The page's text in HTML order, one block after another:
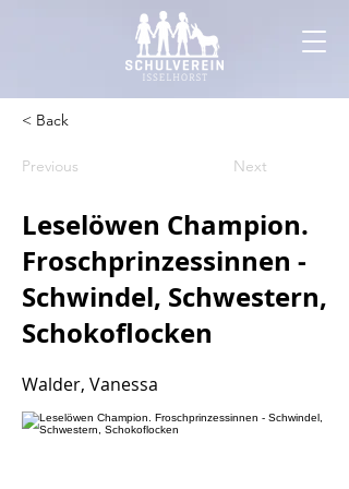
< Back
Previous Next
Leselöwen Champion.
Froschprinzessinnen -
Schwindel, Schwestern,
Schokoflocken
Walder, Vanessa